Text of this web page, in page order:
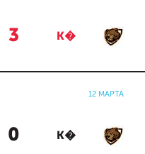
3 К�
12 МАРТА
0 К�